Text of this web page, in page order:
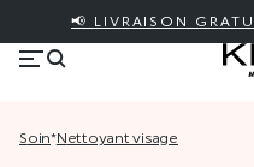
📢 LIVRAISON
soin* nettoyant visage